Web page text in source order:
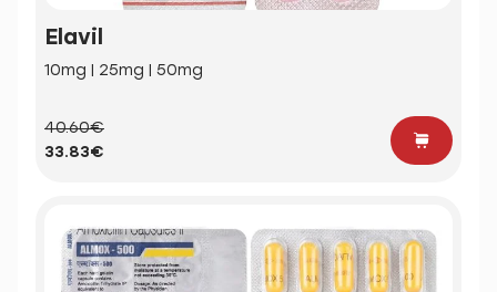
Elavil
10mg | 25mg | 50mg
40.60€
33.83€